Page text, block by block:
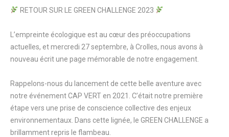
RETOUR SUR LE GREEN CHALLENGE 2023
L’empreinte écologique est au cœur des préoccupations
actuelles, et mercredi 27 septembre, à Crolles, nous avons à
nouveau écrit une page mémorable de notre engagement.
Rappelons-nous du lancement de cette belle aventure avec
notre événement CAP VERT en 2021. C’était notre première
étape vers une prise de conscience collective des enjeux
environnementaux. Dans cette lignée, le GREEN CHALLENGE a
brillamment repris le flambeau.